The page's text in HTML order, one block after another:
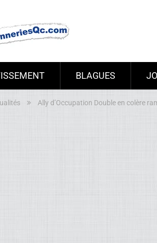
BLAGUES
Ally d’Occupation Double en colère